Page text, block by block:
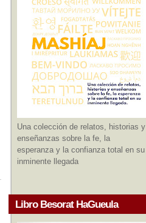
Una colección de relatos, historias y
enseñanzas sobre la fe, la
esperanza y la confianza total en su
inminente llegada
Libro Besorat HaGueula